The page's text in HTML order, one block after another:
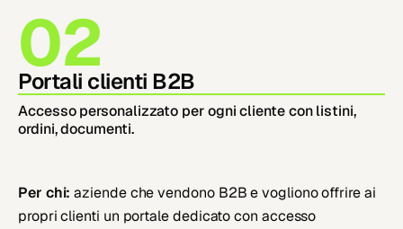
02
Portali clienti B2B
Accesso personalizzato per ogni cliente con listini,
ordini, documenti.
Per chi: aziende che vendono B2B e vogliono offrire ai
propri clienti un portale dedicato con accesso